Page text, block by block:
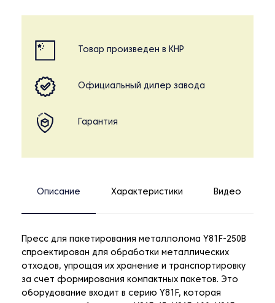
Товар произведен в КНР
Официальный дилер завода
Гарантия
Описание Характеристики Видео
Пресс для пакетирования металлолома Y81F-250B
спроектирован для обработки металлических
отходов, упрощая их хранение и транспортировку
за счет формирования компактных пакетов. Это
оборудование входит в серию Y81F, которая